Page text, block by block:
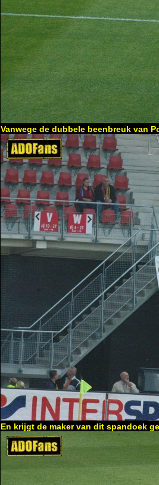
Vanwege de dubbele beenbreuk van
En krijgt de maker van dit spandoek